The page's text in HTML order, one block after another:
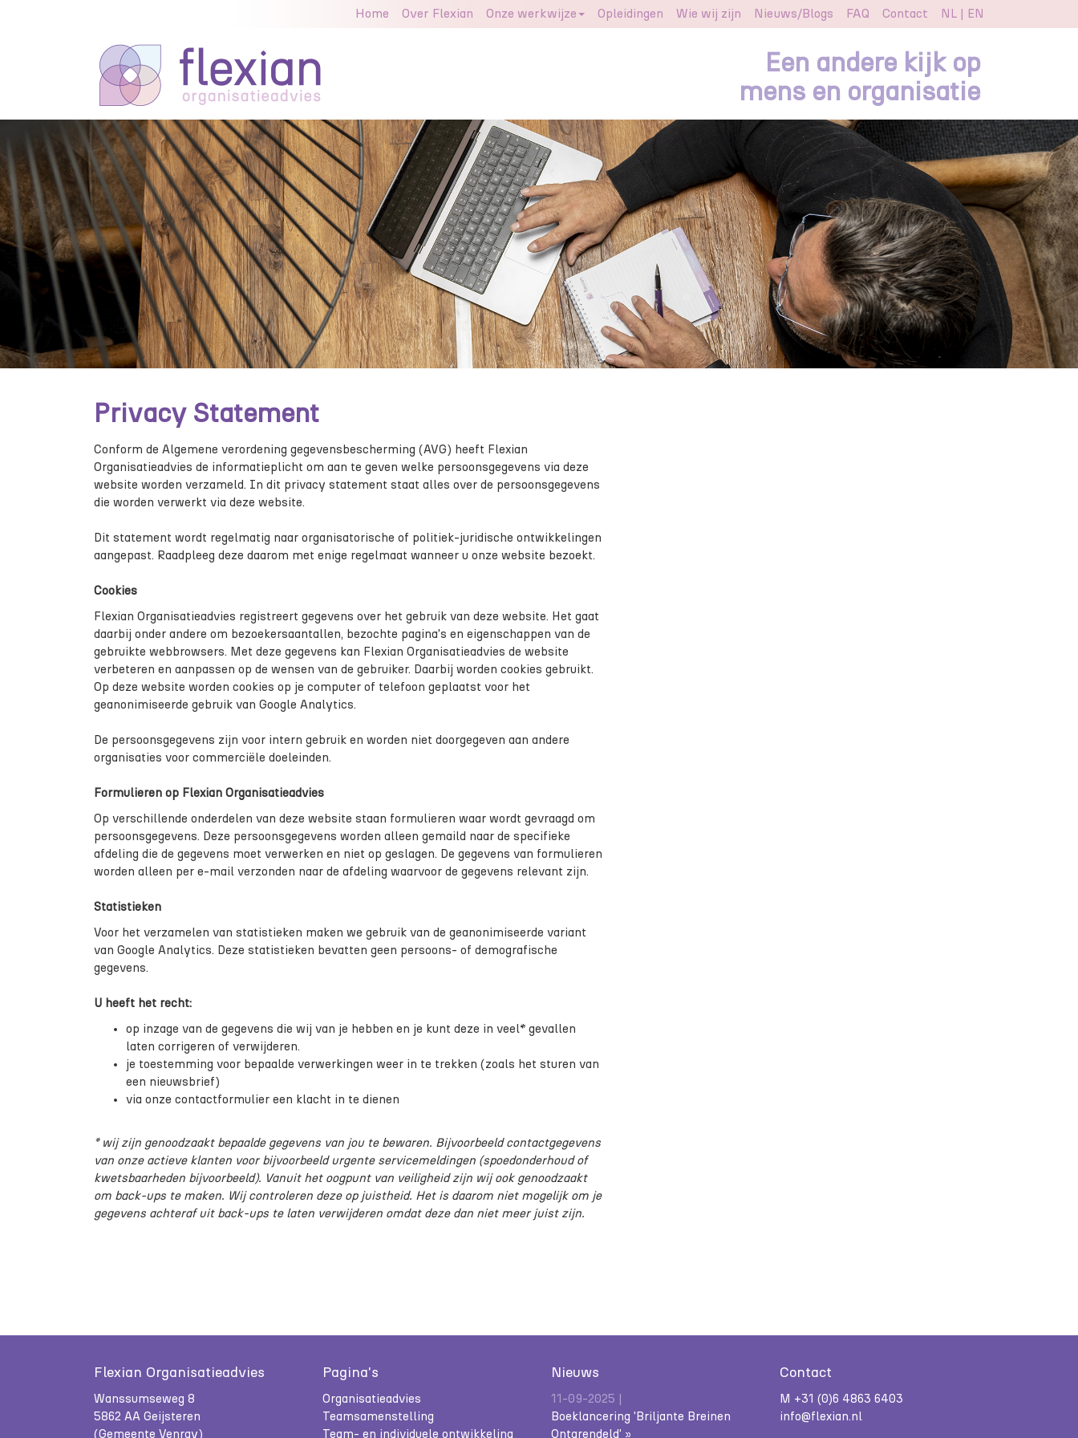
Home Over Flexian Onze werkwijze Opleidingen Wie wij zijn Nieuws/Blogs FAQ Contact NL EN
Een andere kijk op
mens en organisatie
Privacy Statement
Conform de Algemene verordening gegevensbescherming (AVG) heeft Flexian
Organisatieadvies de informatieplicht om aan te geven welke persoonsgegevens via deze
website worden verzameld. In dit privacy statement staat alles over de persoonsgegevens
die worden verwerkt via deze website.
Dit statement wordt regelmatig naar organisatorische of politiek-juridische ontwikkelingen
aangepast. Raadpleeg deze daarom met enige regelmaat wanneer u onze website bezoekt.
Cookies
Flexian Organisatieadvies registreert gegevens over het gebruik van deze website. Het gaat
daarbij onder andere om bezoekersaantallen, bezochte pagina's en eigenschappen van de
gebruikte webbrowsers. Met deze gegevens kan Flexian Organisatieadvies de website
verbeteren en aanpassen op de wensen van de gebruiker. Daarbij worden cookies gebruikt.
Op deze website worden cookies op je computer of telefoon geplaatst voor het
geanonimiseerde gebruik van Google Analytics.
De persoonsgegevens zijn voor intern gebruik en worden niet doorgegeven aan andere
organisaties voor commerciële doeleinden.
Formulieren op Flexian Organisatieadvies
Op verschillende onderdelen van deze website staan formulieren waar wordt gevraagd om
persoonsgegevens. Deze persoonsgegevens worden alleen gemaild naar de specifieke
afdeling die de gegevens moet verwerken en niet op geslagen. De gegevens van formulieren
worden alleen per e-mail verzonden naar de afdeling waarvoor de gegevens relevant zijn.
Statistieken
Voor het verzamelen van statistieken maken we gebruik van de geanonimiseerde variant
van Google Analytics. Deze statistieken bevatten geen persoons- of demografische
gegevens.
U heeft het recht:
op inzage van de gegevens die wij van je hebben en je kunt deze in veel* gevallen
laten corrigeren of verwijderen.
je toestemming voor bepaalde verwerkingen weer in te trekken (zoals het sturen van
een nieuwsbrief)
via onze contactformulier een klacht in te dienen
* wij zijn genoodzaakt bepaalde gegevens van jou te bewaren. Bijvoorbeeld contactgegevens
van onze actieve klanten voor bijvoorbeeld urgente servicemeldingen (spoedonderhoud of
kwetsbaarheden bijvoorbeeld). Vanuit het oogpunt van veiligheid zijn wij ook genoodzaakt
om back-ups te maken. Wij controleren deze op juistheid. Het is daarom niet mogelijk om je
gegevens achteraf uit back-ups te laten verwijderen omdat deze dan niet meer juist zijn.
Flexian Organisatieadvies
Wanssumseweg 8
5862 AA Geijsteren
(Gemeente Venray)
Pagina's
Organisatieadvies
Teamsamenstelling
Team- en individuele ontwikkeling
Nieuws
11-09-2025 |
Boeklancering 'Briljante Breinen
Ontgrendeld' »
Contact
M +31 (0)6 4863 6403
info@flexian.nl